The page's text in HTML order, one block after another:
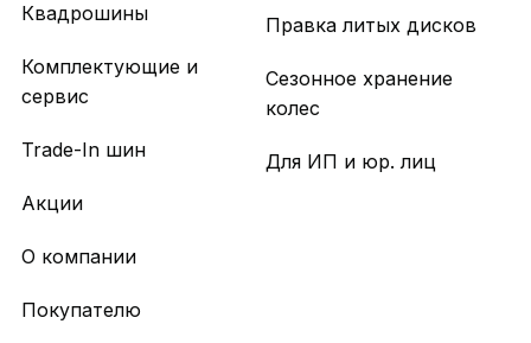
Квадрошины
Комплектующие и
сервис
Trade-In шин
Акции
Правка литых дисков
Сезонное хранение
колес
Для ИП и юр. лиц
О компании
Покупателю